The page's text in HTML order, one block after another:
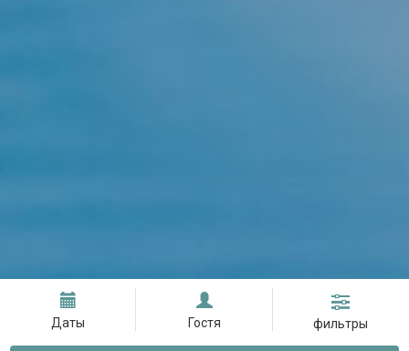
Даты Гостя фильтры